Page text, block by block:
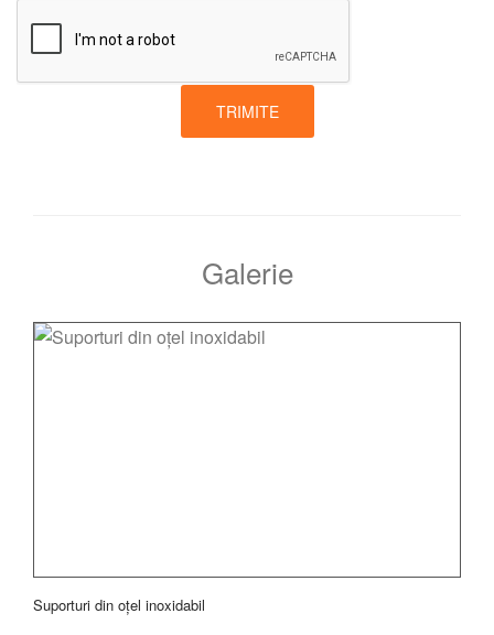
TRIMITE
Galerie
Suporturi din oțel inoxidabil